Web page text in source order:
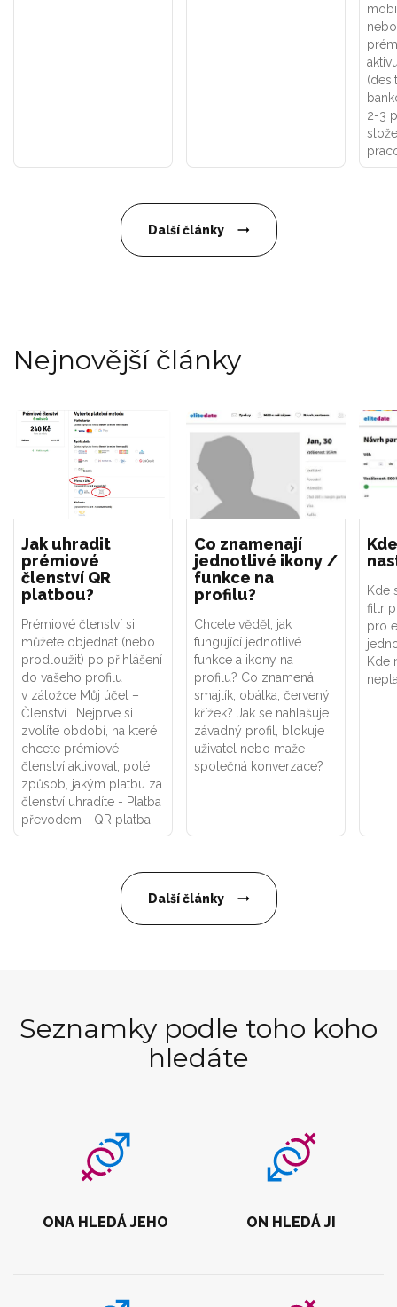
2-3
Další články
Nejnovější články
Jak uhradit
prémiové
členství QR
platbou?
Prémiové členství si
můžete objednat (nebo
prodloužit) po přihlášení
do vašeho profilu
v záložce Můj účet –
Členství. Nejprve si
zvolíte období, na které
chcete prémiové
členství aktivovat, poté
způsob, jakým platbu za
členství uhradíte - Platba
převodem - QR platba.
Co znamenají
jednotlivé ikony /
funkce na
profilu?
Chcete vědět, jak
fungující jednotlivé
funkce a ikony na
profilu? Co znamená
smajlík, obálka, červený
křížek? Jak se nahlašuje
závadný profil, blokuje
uživatel nebo maže
společná konverzace?
Kde
filtr
pro
Kde
Další články
Seznamky podle toho koho
hledáte
ONA HLEDÁ JEHO ON HLEDÁ JI